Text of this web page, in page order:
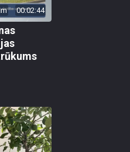
00:02:44